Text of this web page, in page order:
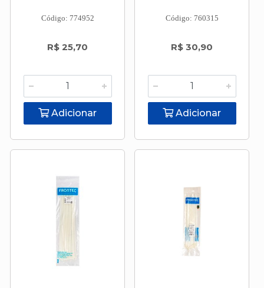
Código: 774952
R$ 25,70
Adicionar
Código: 760315
R$ 30,90
Adicionar